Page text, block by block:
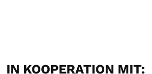
IN KOOPERATION MIT: